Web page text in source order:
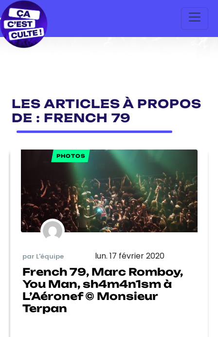
LES ARTICLES À PROPOS
DE : FRENCH 79
PHOTOS
par L'équipe lun. 17 février 2020
French 79, Marc Romboy,
You Man, sh4m4n1sm à
L’Aéronef © Monsieur
Terpan